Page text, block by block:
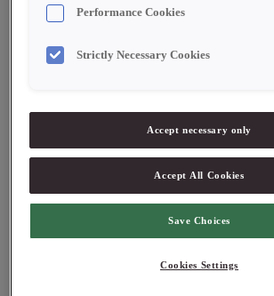
Långpeppar hel 50 g
Werners
Performance Cookies
Strictly Necessary Cookies
Accept necessary only
Accept All Cookies
Save Choices
Cookies Settings